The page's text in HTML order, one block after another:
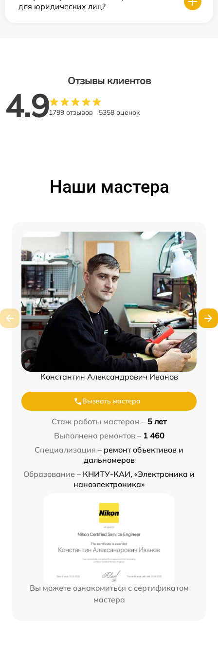
для юридических лиц?
Отзывы клиентов
4.91799 отзывов 5358 оценок
Наши мастера
Константин Александрович Иванов
Вызвать мастера
Стаж работы мастером – 5 лет
Выполнено ремонтов – 1 460
Специализация – ремонт объективов и
дальномеров
Образование – КНИТУ-КАИ, «Электроника и
наноэлектроника»
Вы можете ознакомиться с сертификатом
мастера